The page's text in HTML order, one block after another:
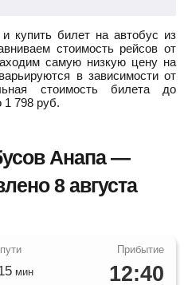
купить билет на автобус из
стоимость рейсов от
самую низкую цену на
в зависимости от
стоимость билета до
1 798 руб.
Анапа —
8 августа
12:40
мин